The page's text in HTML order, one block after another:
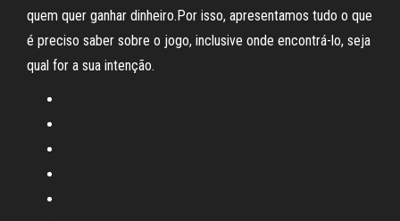
quem quer ganhar dinheiro.Por isso, apresentamos tudo o que
é preciso saber sobre o jogo, inclusive onde encontrá-lo, seja
qual for a sua intenção.